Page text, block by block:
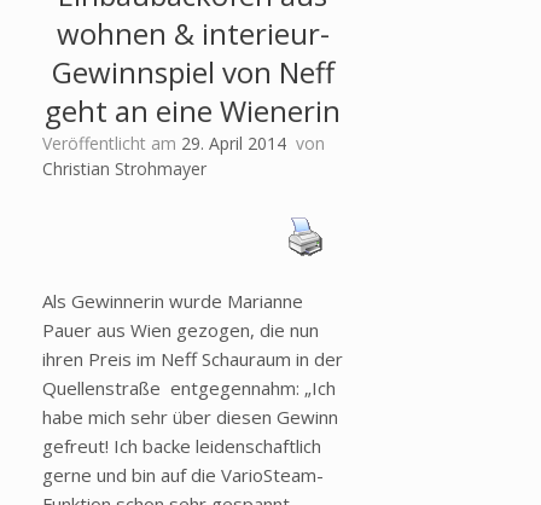
wohnen & interieur-
Gewinnspiel von Neff
geht an eine Wienerin
Veröffentlicht am 29. April 2014 von
Christian Strohmayer
Als Gewinnerin wurde Marianne
Pauer aus Wien gezogen, die nun
ihren Preis im Neff Schauraum in der
Quellenstraße entgegennahm: „Ich
habe mich sehr über diesen Gewinn
gefreut! Ich backe leidenschaftlich
gerne und bin auf die VarioSteam-